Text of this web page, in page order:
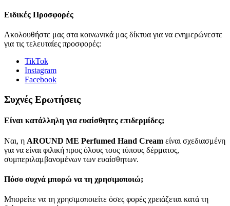
Ειδικές Προσφορές
Ακολουθήστε μας στα κοινωνικά μας δίκτυα για να ενημερώνεστε
για τις τελευταίες προσφορές:
TikTok
Instagram
Facebook
Συχνές Ερωτήσεις
Είναι κατάλληλη για ευαίσθητες επιδερμίδες;
Ναι, η AROUND ME Perfumed Hand Cream είναι σχεδιασμένη
για να είναι φιλική προς όλους τους τύπους δέρματος,
συμπεριλαμβανομένων των ευαίσθητων.
Πόσο συχνά μπορώ να τη χρησιμοποιώ;
Μπορείτε να τη χρησιμοποιείτε όσες φορές χρειάζεται κατά τη